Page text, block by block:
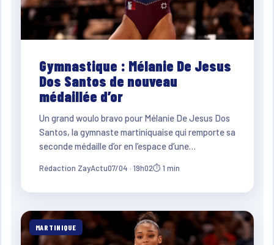
Gymnastique : Mélanie De Jesus
Dos Santos de nouveau
médaillée d’or
Un grand woulo bravo pour Mélanie De Jesus Dos
Santos, la gymnaste martiniquaise qui remporte sa
seconde médaille d’or en l’espace d’une…
Rédaction ZayActu07/04 · 19h02⏱ 1 min
MARTINIQUE